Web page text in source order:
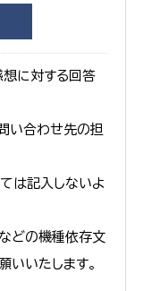
想に対する回答
い合わせ先の担
は記入しないよ
どの機種依存文
いいたします。